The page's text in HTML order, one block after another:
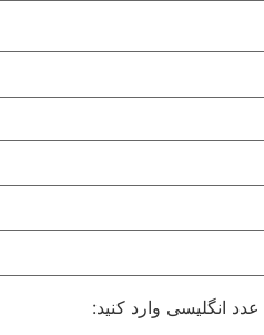
انگلیسی وارد کنید: